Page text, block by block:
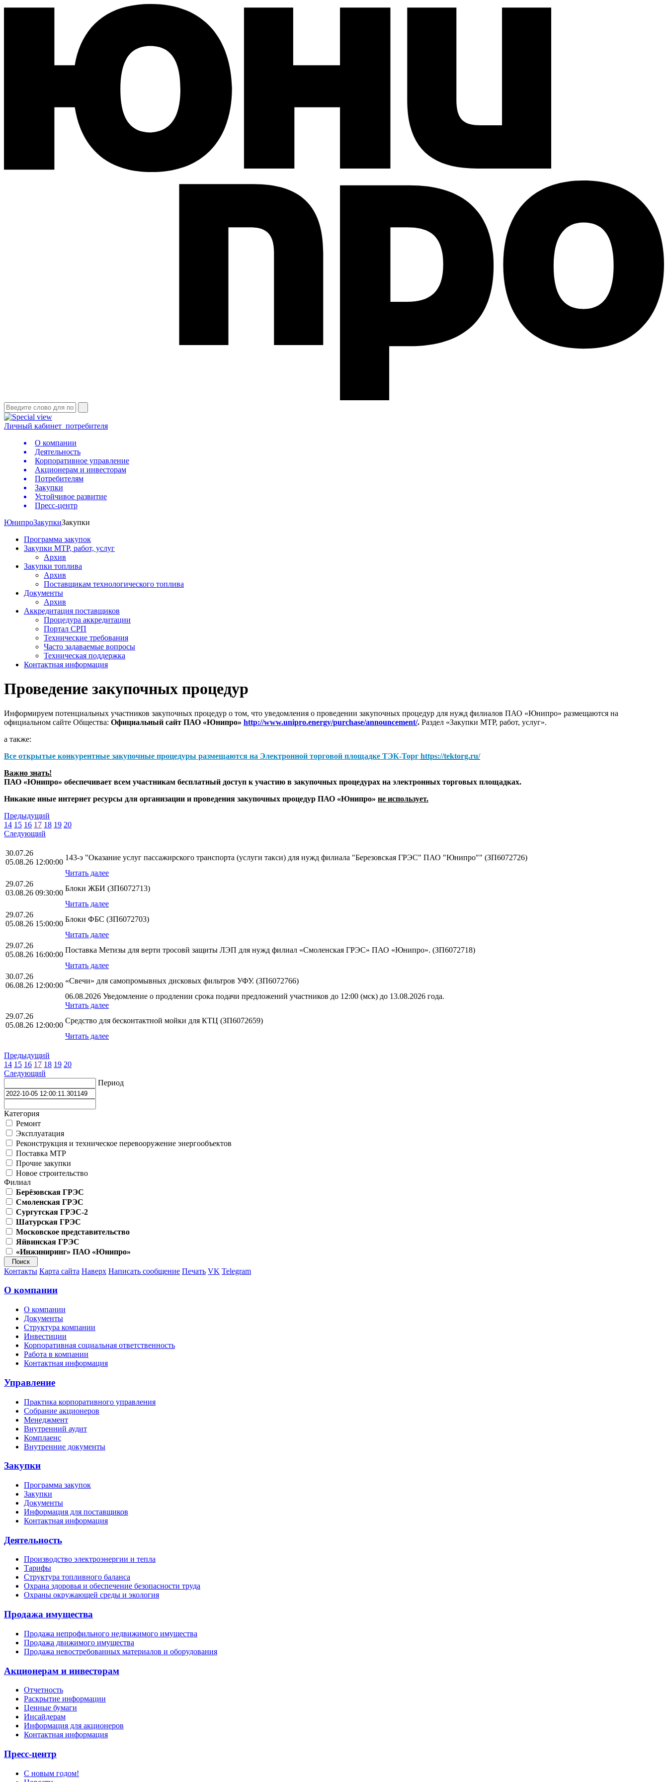
Личный кабинет потребителя
О компании
Деятельность
Корпоративное управление
Акционерам и инвесторам
Потребителям
Закупки
Устойчивое развитие
Пресс-центр
ЮнипроЗакупкиЗакупки
Программа закупок
Закупки МТР, работ, услуг
Архив
Закупки топлива
Архив
Поставщикам технологического топлива
Документы
Архив
Аккредитация поставщиков
Процедура аккредитации
Портал СРП
Технические требования
Часто задаваемые вопросы
Техническая поддержка
Контактная информация
Проведение закупочных процедур
Информируем потенциальных участников закупочных процедур о том, что уведомления о проведении закупочных процедур для нужд филиалов ПАО «Юнипро» размещаются на
официальном сайте Общества: Официальный сайт ПАО «Юнипро» http://www.unipro.energy/purchase/announcement/. Раздел «Закупки МТР, работ, услуг».
а также:
Все открытые конкурентные закупочные процедуры размещаются на Электронной торговой площадке ТЭК-Торг https://tektorg.ru/
Важно знать!
ПАО «Юнипро» обеспечивает всем участникам бесплатный доступ к участию в закупочных процедурах на электронных торговых площадках.
Никакие иные интернет ресурсы для организации и проведения закупочных процедур ПАО «Юнипро» не использует.
Предыдущий
14 15 16 17 18 19 20
Следующий
30.07.26
05.08.26 12:00:00
143-э "Оказание услуг пассажирского транспорта (услуги такси) для нужд филиала "Березовская ГРЭС" ПАО "Юнипро"" (ЗП6072726)
Читать далее
29.07.26
03.08.26 09:30:00
Блоки ЖБИ (ЗП6072713)
Читать далее
29.07.26
05.08.26 15:00:00
Блоки ФБС (ЗП6072703)
Читать далее
29.07.26
05.08.26 16:00:00
Поставка Метизы для верти тросовй защиты ЛЭП для нужд филиал «Смоленская ГРЭС» ПАО «Юнипро». (ЗП6072718)
Читать далее
30.07.26
06.08.26 12:00:00
«Свечи» для самопромывных дисковых фильтров УФУ. (ЗП6072766)
06.08.2026 Уведомление о продлении срока подачи предложений участников до 12:00 (мск) до 13.08.2026 года.
Читать далее
29.07.26
05.08.26 12:00:00
Средство для бесконтактной мойки для КТЦ (ЗП6072659)
Читать далее
Предыдущий
14 15 16 17 18 19 20
Следующий
Период
Категория
Ремонт
Эксплуатация
Реконструкция и техническое перевооружение энергообъектов
Поставка МТР
Прочие закупки
Новое строительство
Филиал
Берёзовская ГРЭС
Смоленская ГРЭС
Сургутская ГРЭС-2
Шатурская ГРЭС
Московское представительство
Яйвинская ГРЭС
«Инжиниринг» ПАО «Юнипро»
Контакты Карта сайта Наверх Написать сообщение Печать VK Telegram
О компании
О компании
Документы
Структура компании
Инвестиции
Корпоративная социальная ответственность
Работа в компании
Контактная информация
Управление
Практика корпоративного управления
Собрание акционеров
Менеджмент
Внутренний аудит
Комплаенс
Внутренние документы
Закупки
Программа закупок
Закупки
Документы
Информация для поставщиков
Контактная информация
Деятельность
Производство электроэнергии и тепла
Тарифы
Структура топливного баланса
Охрана здоровья и обеспечение безопасности труда
Охраны окружающей среды и экология
Продажа имущества
Продажа непрофильного недвижимого имущества
Продажа движимого имущества
Продажа невостребованных материалов и оборудования
Акционерам и инвесторам
Отчетность
Раскрытие информации
Ценные бумаги
Инсайдерам
Информация для акционеров
Контактная информация
Пресс-центр
С новым годом!